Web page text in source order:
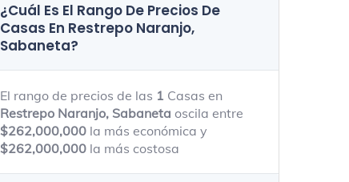
¿Cuál Es El Rango De Precios De
Casas En Restrepo Naranjo,
Sabaneta?
El rango de precios de las 1 Casas en
Restrepo Naranjo, Sabaneta oscila entre
$262,000,000 la más económica y
$262,000,000 la más costosa